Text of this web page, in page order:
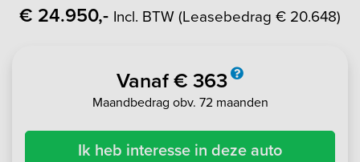
€ 24.950,- Incl. BTW (Leasebedrag € 20.648)
Vanaf € 363
Maandbedrag obv. 72 maanden
Ik heb interesse in deze auto